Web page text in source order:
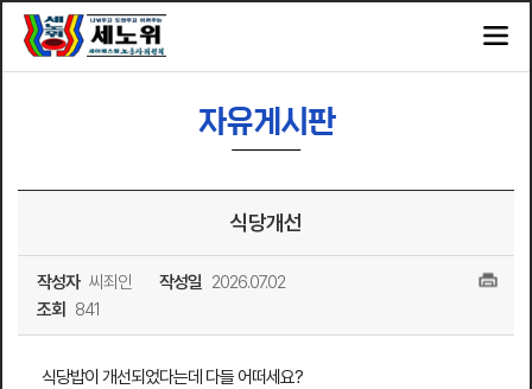
자유게시판
식당개선
작성자 씨죄인 작성일 2026.07.02
조회
841
식당밥이 개선되었다는데 다들 어떠세요?